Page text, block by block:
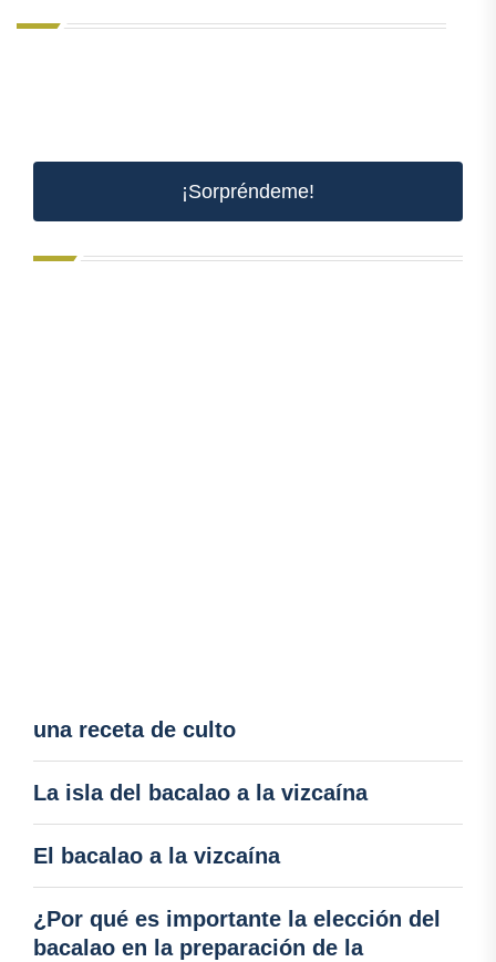
¡Sorpréndeme!
una receta de culto
La isla del bacalao a la vizcaína
El bacalao a la vizcaína
¿Por qué es importante la elección del
bacalao en la preparación de la